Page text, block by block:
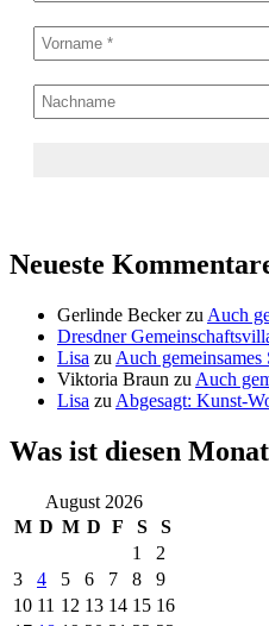
Neueste
Gerlinde Beckerzu Auch
Dresdner
Lisa zu Auch
Viktoria Braun zu Auch
Lisa zu Abgesagt: Kunst-
Was ist diesen
August 2026
M D M D F S
S
1
2
3
4 5 6 7 8
9
10 11 12 13 14 15 16